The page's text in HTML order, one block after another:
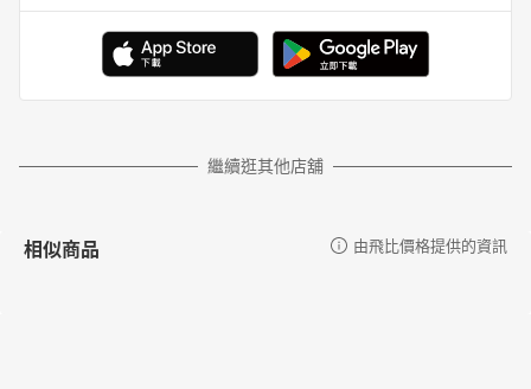
繼續逛其他店舖
相似商品 由飛比價格提供的資訊